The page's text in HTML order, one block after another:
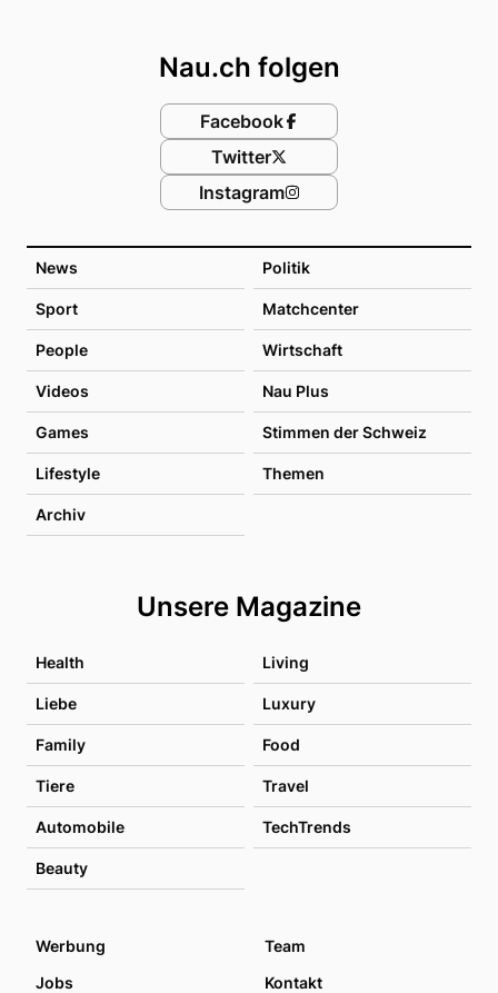
News Politik
Sport Matchcenter
People Wirtschaft
Videos Nau Plus
Games Stimmen der Schweiz
Lifestyle Themen
Archiv
Unsere Magazine
Health Living
Liebe Luxury
Family Food
Tiere Travel
Automobile TechTrends
Beauty
Nau.ch folgen
Facebook
Twitter
Instagram
Werbung
Team
Jobs
Kontakt